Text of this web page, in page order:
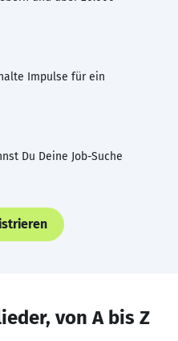
Impulse für ein
Du Deine Job-Suche
von A bis Z